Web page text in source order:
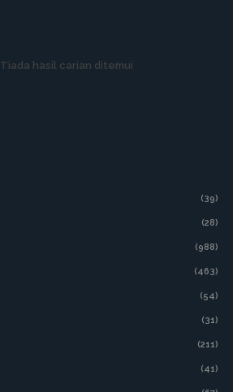
Tiada hasil carian ditemui
(39)
(28)
(988)
(463)
(54)
(31)
(211)
(41)